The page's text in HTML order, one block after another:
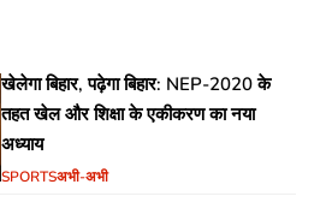
खेलेगा बिहार, पढ़ेगा बिहार: NEP-2020 के
तहत खेल और शिक्षा के एकीकरण का नया
अध्याय
SPORTSअभी-अभी